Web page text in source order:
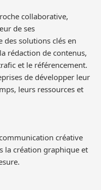
collaborative,
de ses
des solutions clés en
rédaction de contenus,
et le référencement.
de développer leur
leurs ressources et
créative
la création graphique et